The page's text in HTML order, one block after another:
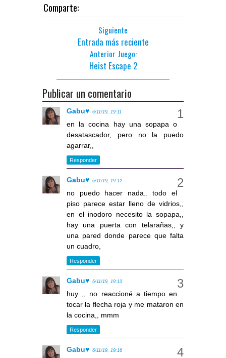
Comparte:
Siguiente
Entrada más reciente
Anterior Juego:
Heist Escape 2
Publicar un comentario
Gabu♥ 6/11/19, 19:11
en la cocina hay una sopapa o
desatascador, pero no la puedo
agarrar,,
Responder
Gabu♥ 6/11/19, 19:12
no puedo hacer nada.. todo el
piso parece estar lleno de vidrios,,
en el inodoro necesito la sopapa,,
hay una puerta con telarañas,, y
una pared donde parece que falta
un cuadro,
Responder
Gabu♥ 6/11/19, 19:13
huy ,, no reaccioné a tiempo en
tocar la flecha roja y me mataron en
la cocina,, mmm
Responder
Gabu♥ 6/11/19, 19:16